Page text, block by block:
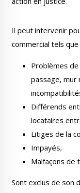
Conseil
Qualité de
Il peut intervenir
commercial tels que
Problèmes
passage, mur
Différends
locataires
Litiges de la
Impayés,
Malfaçons de
Sont exclus de son